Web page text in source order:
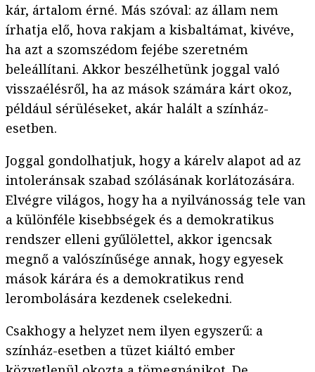
kár, ártalom érné. Más szóval: az állam nem
írhatja elő, hova rakjam a kisbaltámat, kivéve,
ha azt a szomszédom fejébe szeretném
beleállítani. Akkor beszélhetünk joggal való
visszaélésről, ha az mások számára kárt okoz,
például sérüléseket, akár halált a színház-
esetben.
Joggal gondolhatjuk, hogy a kárelv alapot ad az
intoleránsak szabad szólásának korlátozására.
Elvégre világos, hogy ha a nyilvánosság tele van
a különféle kisebbségek és a demokratikus
rendszer elleni gyűlölettel, akkor igencsak
megnő a valószínűsége annak, hogy egyesek
mások kárára és a demokratikus rend
lerombolására kezdenek cselekedni.
Csakhogy a helyzet nem ilyen egyszerű: a
színház-esetben a tüzet kiáltó ember